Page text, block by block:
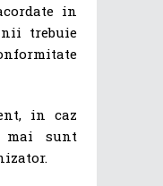
in
trebuie
in caz
mai sunt